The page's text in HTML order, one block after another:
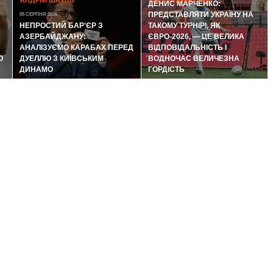
05 СЕРПНЯ 2026
НЕПРОСТИЙ БАР'ЄР З
АЗЕРБАЙДЖАНУ:
АНАЛІЗУЄМО КАРАБАХ ПЕРЕД
ДУЕЛЛЮ З КИЇВСЬКИМ
ДИНАМО
ДЕНИС МАРЧЕНКО:
ПРЕДСТАВЛЯТИ УКРАЇНУ НА
ТАКОМУ ТУРНІРІ, ЯК
ЄВРО-2026, — ЦЕ ВЕЛИКА
ВІДПОВІДАЛЬНІСТЬ І
ВОДНОЧАС ВЕЛИЧЕЗНА
ГОРДІСТЬ